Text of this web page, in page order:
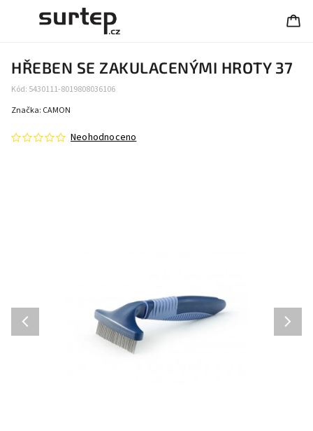
HŘEBEN SE ZAKULACENÝMI HROTY 37
Kód: 5430111-8019808036106
Neohodnoceno
Značka: CAMON